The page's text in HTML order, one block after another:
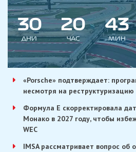
30
ДНИ
20
ЧАС
43
МИН
«Porsche» подтверждает:
несмотря на реструктуризацию
Формула E скорректировала
Монако в 2027 году, чтобы
WEC
IMSA рассматривает вопрос об